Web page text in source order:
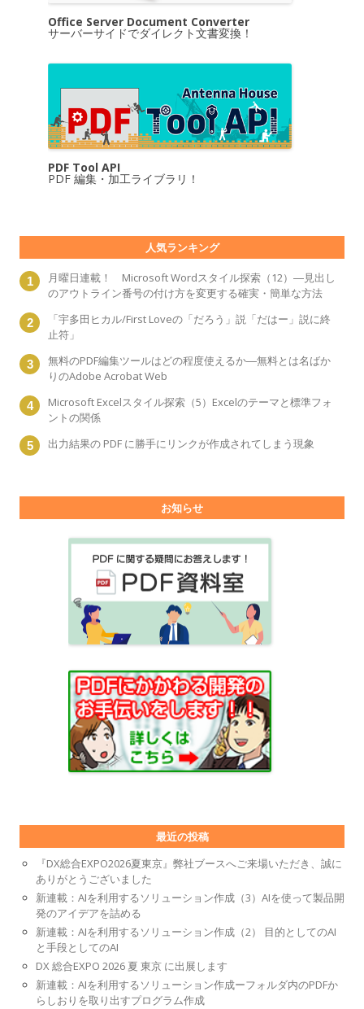
Office Server Document Converter
サーバーサイドでダイレクト文書変換！
PDF Tool API
PDF 編集・加工ライブラリ！
人気ランキング
月曜日連載！ Microsoft Wordスタイル探索（12）―見出し
のアウトライン番号の付け方を変更する確実・簡単な方法
「宇多田ヒカル/First Loveの「だろう」説「だはー」説に終
止符」
無料のPDF編集ツールはどの程度使えるか―無料とは名ばか
りのAdobe Acrobat Web
Microsoft Excelスタイル探索（5）Excelのテーマと標準フォ
ントの関係
出力結果の PDF に勝手にリンクが作成されてしまう現象
お知らせ
最近の投稿
『DX総合EXPO2026夏東京』弊社ブースへご来場いただき、誠に
ありがとうございました
新連載：AIを利用するソリューション作成（3）AIを使って製品開
発のアイデアを詰める
新連載：AIを利用するソリューション作成（2） 目的としてのAI
と手段としてのAI
DX 総合EXPO 2026 夏 東京 に出展します
新連載：AIを利用するソリューション作成ーフォルダ内のPDFか
らしおりを取り出すプログラム作成